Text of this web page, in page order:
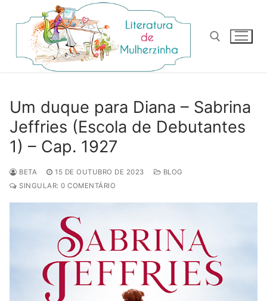
para
conteúdo
Um duque para Diana – Sabrina
Jeffries (Escola de Debutantes
1) – Cap. 1927
BETA 15 DE OUTUBRO DE 2023
BLOG
SINGULAR: 0 COMENTÁRIO